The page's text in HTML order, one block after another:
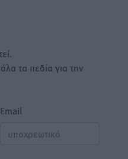
τα πεδία για την
Email